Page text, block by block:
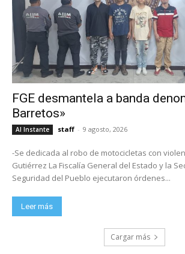
FGE desmantela a banda
Barretos»
Al Instante staff - 9 agosto, 2026
-Se dedicada al robo de motocicletas con
Gutiérrez La Fiscalía General del Estado y la Secretaría de
Seguridad del Pueblo ejecutaron órdenes...
Leer más
Cargar más